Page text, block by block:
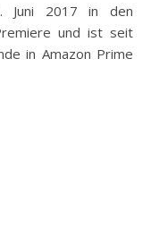
Juni 2017 in den
und ist seit
in Amazon Prime